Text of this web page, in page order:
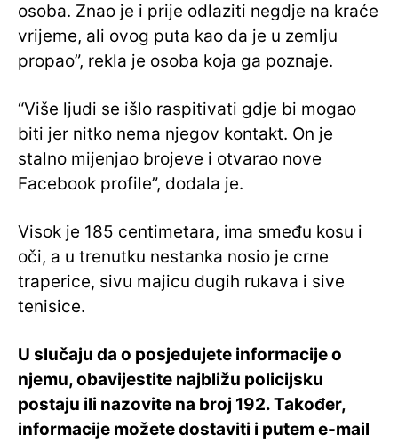
osoba. Znao je i prije odlaziti negdje na kraće
vrijeme, ali ovog puta kao da je u zemlju
propao”, rekla je osoba koja ga poznaje.
“Više ljudi se išlo raspitivati gdje bi mogao
biti jer nitko nema njegov kontakt. On je
stalno mijenjao brojeve i otvarao nove
Facebook profile”, dodala je.
Visok je 185 centimetara, ima smeđu kosu i
oči, a u trenutku nestanka nosio je crne
traperice, sivu majicu dugih rukava i sive
tenisice.
U slučaju da o posjedujete informacije o
njemu, obavijestite najbližu policijsku
postaju ili nazovite na broj 192. Također,
informacije možete dostaviti i putem e-mail